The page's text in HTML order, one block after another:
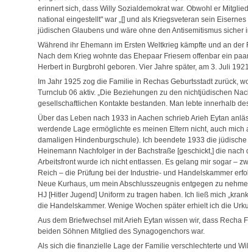
erinnert sich, dass Willy Sozialdemokrat war. Obwohl er
national eingestellt" war „[] und als Kriegsveteran sein
jüdischen Glaubens und wäre ohne den Antisemitismus sicher
Während ihr Ehemann im Ersten Weltkrieg kämpfte und an
Nach dem Krieg wohnte das Ehepaar Friesem offenbar ein
Herbert in Burgbrohl geboren. Vier Jahre später, am 3. Juli
Im Jahr 1925 zog die Familie in Rechas Geburtsstadt zurück,
Turnclub 06 aktiv. „Die Beziehungen zu den nichtjüdischen
gesellschaftlichen Kontakte bestanden. Man lebte innerhalb
Über das Leben nach 1933 in Aachen schrieb Arieh Eytan
werdende Lage ermöglichte es meinen Eltern nicht, auch
damaligen Hindenburgschule). Ich beendete 1933 die
Heinemann Nachfolger in der Bachstraße [geschickt,] die
Arbeitsfront wurde ich nicht entlassen. Es gelang mir sogar –
Reich – die Prüfung bei der Industrie- und Handelskammer
Neue Kurhaus, um mein Abschlusszeugnis entgegen zu
HJ [Hitler Jugend] Uniform zu tragen haben. Ich ließ mich
die Handelskammer. Wenige Wochen später erhielt ich die
Aus dem Briefwechsel mit Arieh Eytan wissen wir, dass
beiden Söhnen Mitglied des Synagogenchors war.
Als sich die finanzielle Lage der Familie verschlechterte und